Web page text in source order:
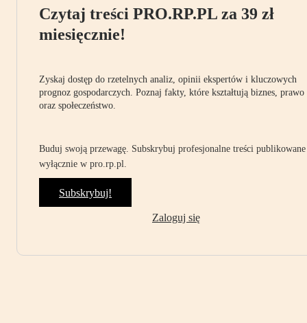
Czytaj treści PRO.RP.PL za 39 zł
miesięcznie!
Zyskaj dostęp do rzetelnych analiz, opinii ekspertów i kluczowych
prognoz gospodarczych. Poznaj fakty, które kształtują biznes, prawo
oraz społeczeństwo.
Buduj swoją przewagę. Subskrybuj profesjonalne treści publikowane
wyłącznie w pro.rp.pl.
Subskrybuj!
Zaloguj się